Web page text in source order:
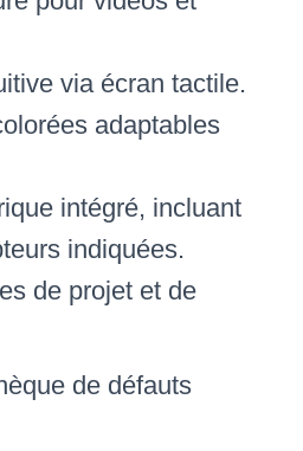
via écran tactile.
adaptables
intégré, incluant
indiquées.
de projet et de
de défauts